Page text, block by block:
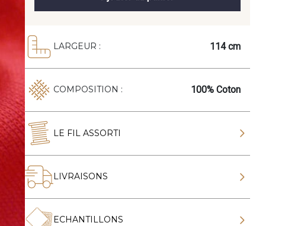
LARGEUR : 114 cm
COMPOSITION : 100% Coton
LE FIL ASSORTI
LIVRAISONS
ECHANTILLONS